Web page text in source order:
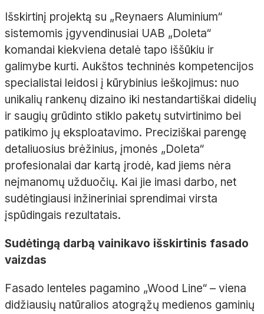
Išskirtinį projektą su „Reynaers Aluminium“
sistemomis įgyvendinusiai UAB „Doleta“
komandai kiekviena detalė tapo iššūkiu ir
galimybe kurti. Aukštos techninės kompetencijos
specialistai leidosi į kūrybinius ieškojimus: nuo
unikalių rankenų dizaino iki nestandartiškai didelių
ir saugių grūdinto stiklo paketų sutvirtinimo bei
patikimo jų eksploatavimo. Preciziškai parengę
detaliuosius brėžinius, įmonės „Doleta“
profesionalai dar kartą įrodė, kad jiems nėra
neįmanomų užduočių. Kai jie imasi darbo, net
sudėtingiausi inžineriniai sprendimai virsta
įspūdingais rezultatais.
Sudėtingą darbą vainikavo išskirtinis fasado
vaizdas
Fasado lenteles pagamino „Wood Line“ – viena
didžiausių natūralios atogrąžų medienos gaminių